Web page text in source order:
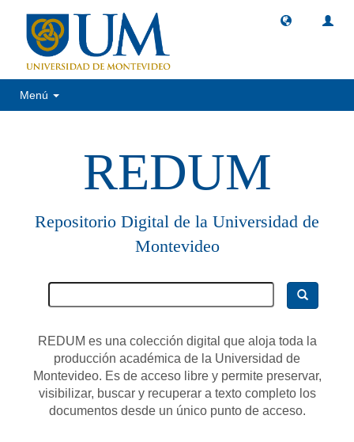
Menú
REDUM
Repositorio Digital de la Universidad de
Montevideo
REDUM es una colección digital que aloja toda la
producción académica de la Universidad de
Montevideo. Es de acceso libre y permite preservar,
visibilizar, buscar y recuperar a texto completo los
documentos desde un único punto de acceso.